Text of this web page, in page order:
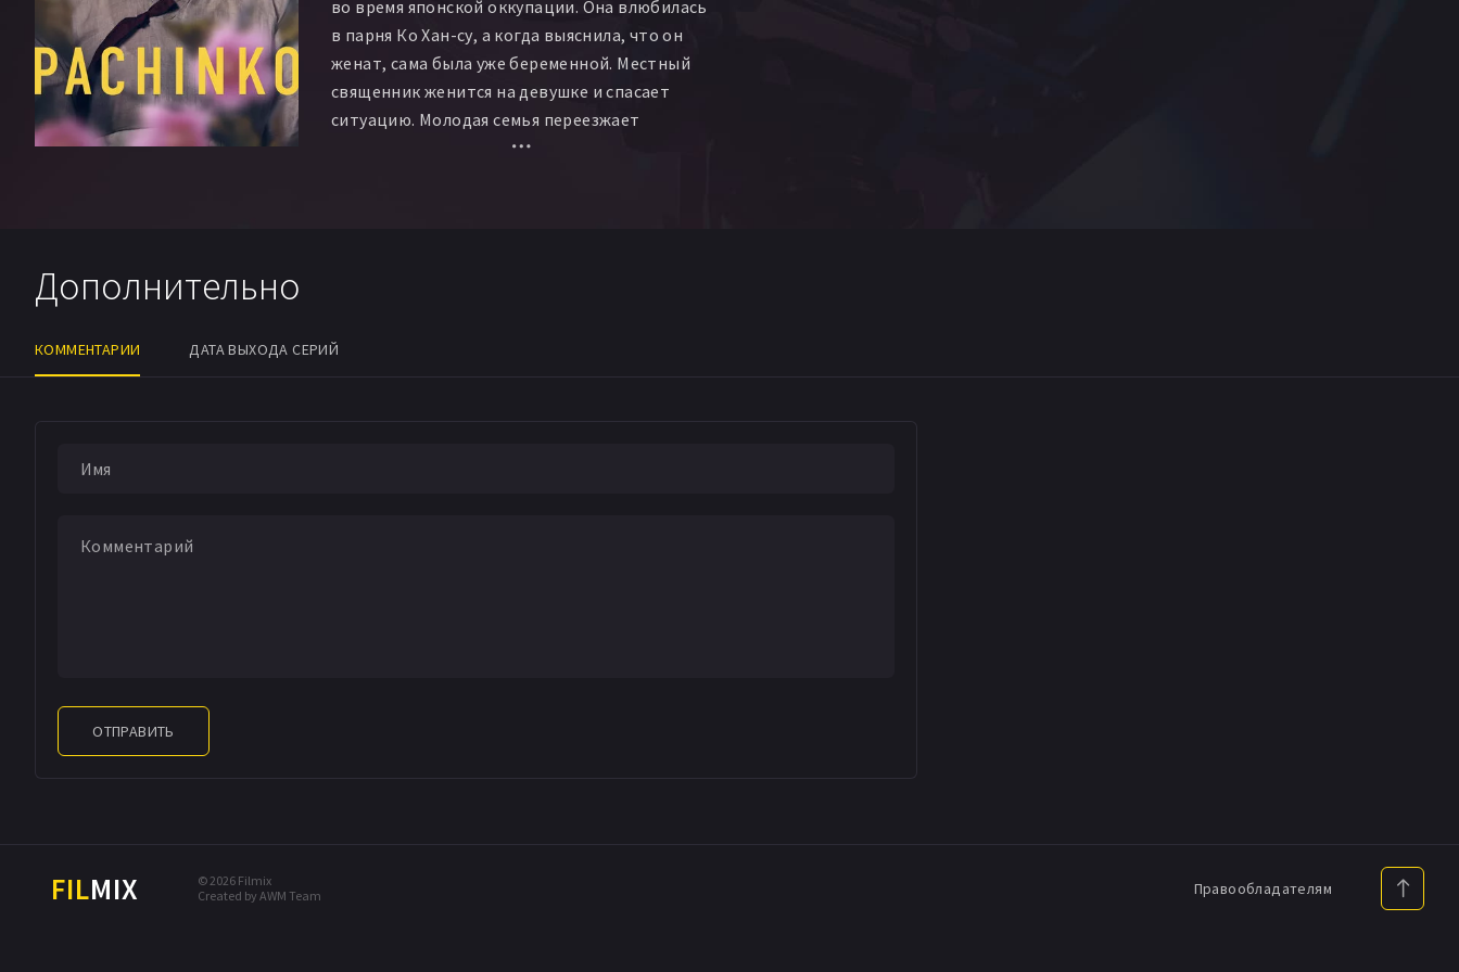
во время японской оккупации. Она влюбилась
в парня Ко Хан-су, а когда выяснила, что он
женат, сама была уже беременной. Местный
священник женится на девушке и спасает
ситуацию. Молодая семья переезжает
в Японию, где, преодолевая презрение
Дополнительно
КОММЕНТАРИИ ДАТА ВЫХОДА СЕРИЙ
ОТПРАВИТЬ
FILMIX
© 2026 Filmix
Created by AWM Team
Правообладателям